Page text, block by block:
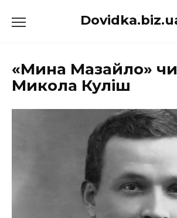
до
«Мина Мазайло»
Микола Куліш